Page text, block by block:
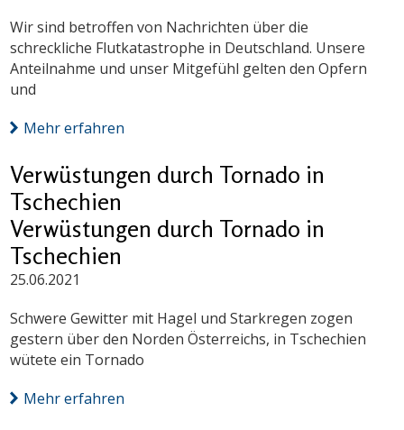
Wir sind betroffen von Nachrichten über die
schreckliche Flutkatastrophe in Deutschland. Unsere
Anteilnahme und unser Mitgefühl gelten den Opfern
und
Mehr erfahren
Verwüstungen durch Tornado in
Tschechien
Verwüstungen durch Tornado in
Tschechien
25.06.2021
Schwere Gewitter mit Hagel und Starkregen zogen
gestern über den Norden Österreichs, in Tschechien
wütete ein Tornado
Mehr erfahren